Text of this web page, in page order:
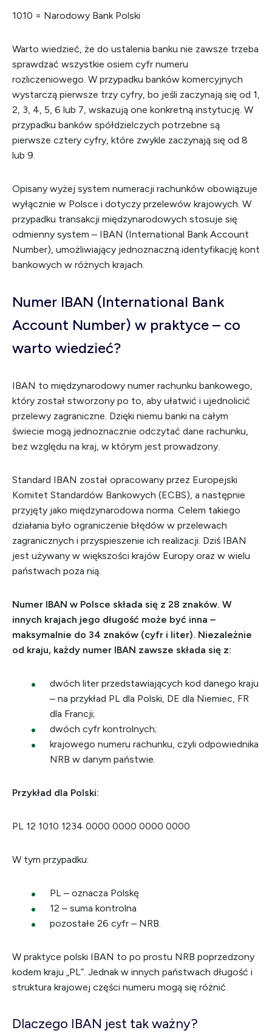
1010 = Narodowy Bank Polski
Warto wiedzieć, że do ustalenia banku nie zawsze trzeba
sprawdzać wszystkie osiem cyfr numeru
rozliczeniowego. W przypadku banków komercyjnych
wystarczą pierwsze trzy cyfry, bo jeśli zaczynają się od 1,
2, 3, 4, 5, 6 lub 7, wskazują one konkretną instytucję. W
przypadku banków spółdzielczych potrzebne są
pierwsze cztery cyfry, które zwykle zaczynają się od 8
lub 9.
Opisany wyżej system numeracji rachunków obowiązuje
wyłącznie w Polsce i dotyczy przelewów krajowych. W
przypadku transakcji międzynarodowych stosuje się
odmienny system – IBAN (International Bank Account
Number), umożliwiający jednoznaczną identyfikację kont
bankowych w różnych krajach.
Numer IBAN (International Bank
Account Number) w praktyce – co
warto wiedzieć?
IBAN to międzynarodowy numer rachunku bankowego,
który został stworzony po to, aby ułatwić i ujednolicić
przelewy zagraniczne. Dzięki niemu banki na całym
świecie mogą jednoznacznie odczytać dane rachunku,
bez względu na kraj, w którym jest prowadzony.
Standard IBAN został opracowany przez Europejski
Komitet Standardów Bankowych (ECBS), a następnie
przyjęty jako międzynarodowa norma. Celem takiego
działania było ograniczenie błędów w przelewach
zagranicznych i przyspieszenie ich realizacji. Dziś IBAN
jest używany w większości krajów Europy oraz w wielu
państwach poza nią.
Numer IBAN w Polsce składa się z 28 znaków. W
innych krajach jego długość może być inna –
maksymalnie do 34 znaków (cyfr i liter). Niezależnie
od kraju, każdy numer IBAN zawsze składa się z:
dwóch liter przedstawiających kod danego kraju
– na przykład PL dla Polski, DE dla Niemiec, FR
dla Francji;
dwóch cyfr kontrolnych;
krajowego numeru rachunku, czyli odpowiednika
NRB w danym państwie.
Przykład dla Polski:
PL 12 1010 1234 0000 0000 0000 0000
W tym przypadku:
PL – oznacza Polskę
12 – suma kontrolna
pozostałe 26 cyfr – NRB.
W praktyce polski IBAN to po prostu NRB poprzedzony
kodem kraju „PL”. Jednak w innych państwach długość i
struktura krajowej części numeru mogą się różnić.
Dlaczego IBAN jest tak ważny?